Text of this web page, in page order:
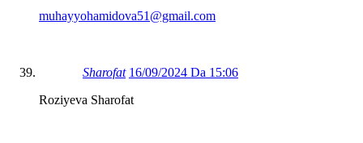
muhayyohamidova51@gmail.com
Sharofat 16/09/2024 Da 15:06
Roziyeva Sharofat